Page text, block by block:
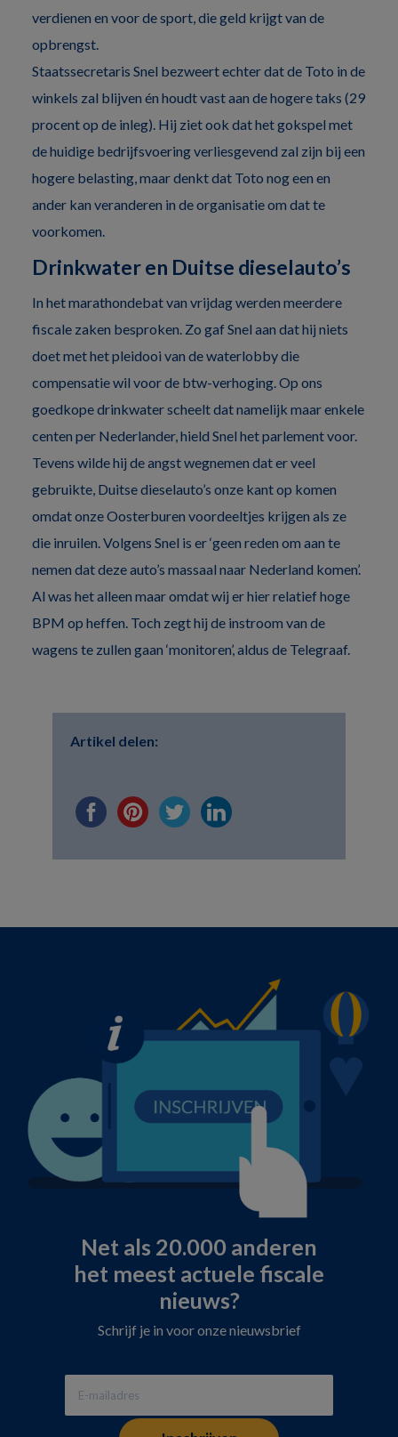
verdienen en voor de sport, die geld krijgt van de
opbrengst.
Staatssecretaris Snel bezweert echter dat de Toto in de
winkels zal blijven én houdt vast aan de hogere taks (29
procent op de inleg). Hij ziet ook dat het gokspel met
de huidige bedrijfsvoering verliesgevend zal zijn bij een
hogere belasting, maar denkt dat Toto nog een en
ander kan veranderen in de organisatie om dat te
voorkomen.
Drinkwater en Duitse dieselauto’s
In het marathondebat van vrijdag werden meerdere
fiscale zaken besproken. Zo gaf Snel aan dat hij niets
doet met het pleidooi van de waterlobby die
compensatie wil voor de btw-verhoging. Op ons
goedkope drinkwater scheelt dat namelijk maar enkele
centen per Nederlander, hield Snel het parlement voor.
Tevens wilde hij de angst wegnemen dat er veel
gebruikte, Duitse dieselauto’s onze kant op komen
omdat onze Oosterburen voordeeltjes krijgen als ze
die inruilen. Volgens Snel is er ‘geen reden om aan te
nemen dat deze auto’s massaal naar Nederland komen’.
Al was het alleen maar omdat wij er hier relatief hoge
BPM op heffen. Toch zegt hij de instroom van de
wagens te zullen gaan ‘monitoren’, aldus de Telegraaf.
Artikel delen:
Net als 20.000 anderen
het meest actuele fiscale
nieuws?
Schrijf je in voor onze nieuwsbrief